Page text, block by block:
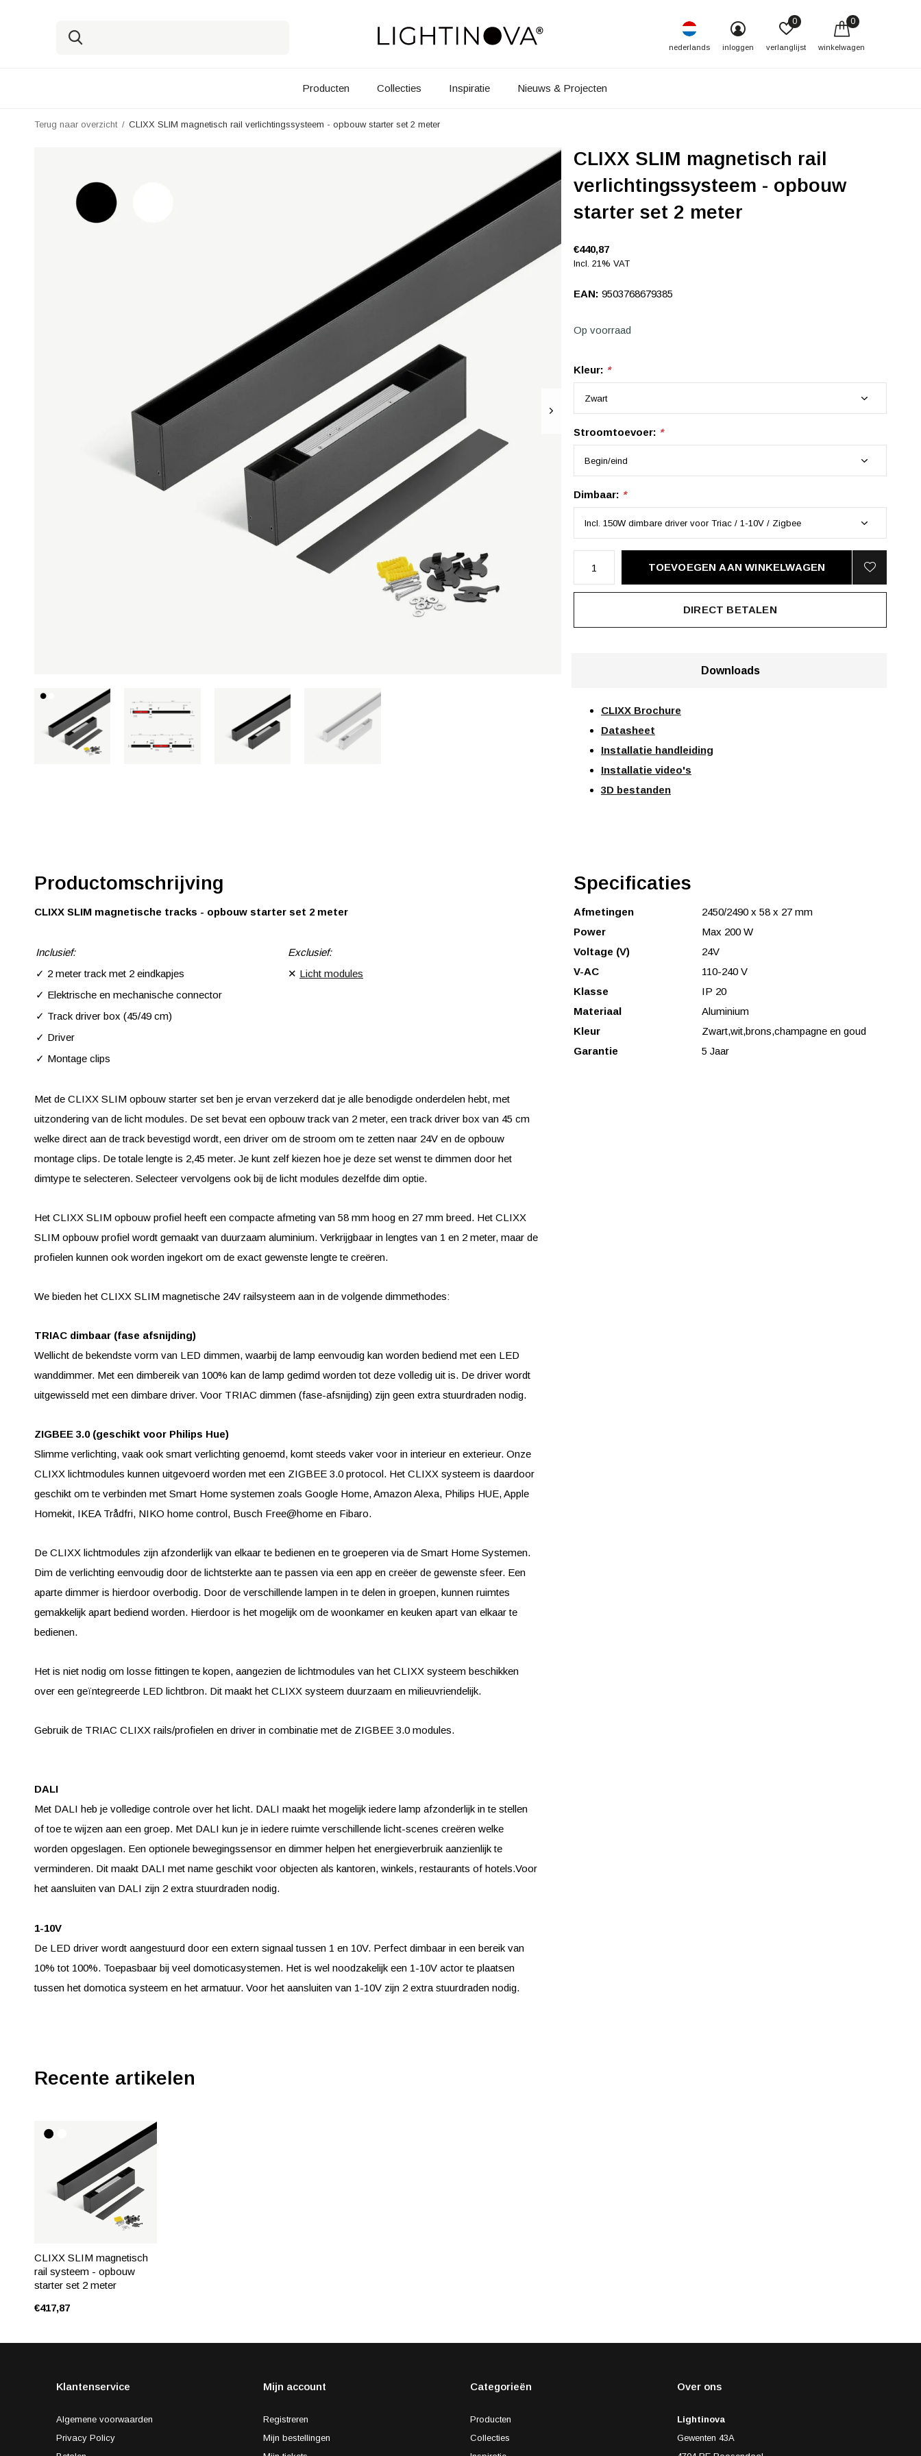
Producten Collecties Inspiratie Nieuws & Projecten
nederlands inloggen verlanglijst
0
winkelwagen
0
Terug naar overzicht CLIXX SLIM magnetisch rail verlichtingssysteem - opbouw starter set 2 meter
CLIXX SLIM magnetisch rail
verlichtingssysteem - opbouw
starter set 2 meter
€440,87
Incl. 21% VAT
EAN: 9503768679385
Op voorraad
Kleur: *
Stroomtoevoer: *
Dimbaar: *
TOEVOEGEN AAN WINKELWAGEN
DIRECT BETALEN
Downloads
CLIXX Brochure
Datasheet
Installatie handleiding
Installatie video's
3D bestanden
Productomschrijving
CLIXX SLIM magnetische tracks - opbouw starter set 2 meter
Inclusief:
Exclusief:
✓ 2 meter track met 2 eindkapjes
✕ Licht modules
✓ Elektrische en mechanische connector
✓ Track driver box (45/49 cm)
✓ Driver
✓ Montage clips
Met de CLIXX SLIM opbouw starter set ben je ervan verzekerd dat je alle benodigde onderdelen hebt, met
uitzondering van de licht modules. De set bevat een opbouw track van 2 meter, een track driver box van 45 cm
welke direct aan de track bevestigd wordt, een driver om de stroom om te zetten naar 24V en de opbouw
montage clips. De totale lengte is 2,45 meter. Je kunt zelf kiezen hoe je deze set wenst te dimmen door het
dimtype te selecteren. Selecteer vervolgens ook bij de licht modules dezelfde dim optie.
Het CLIXX SLIM opbouw profiel heeft een compacte afmeting van 58 mm hoog en 27 mm breed. Het CLIXX
SLIM opbouw profiel wordt gemaakt van duurzaam aluminium. Verkrijgbaar in lengtes van 1 en 2 meter, maar de
profielen kunnen ook worden ingekort om de exact gewenste lengte te creëren.
We bieden het CLIXX SLIM magnetische 24V railsysteem aan in de volgende dimmethodes:
TRIAC dimbaar (fase afsnijding)
Wellicht de bekendste vorm van LED dimmen, waarbij de lamp eenvoudig kan worden bediend met een LED
wanddimmer. Met een dimbereik van 100% kan de lamp gedimd worden tot deze volledig uit is. De driver wordt
uitgewisseld met een dimbare driver. Voor TRIAC dimmen (fase-afsnijding) zijn geen extra stuurdraden nodig.
ZIGBEE 3.0 (geschikt voor Philips Hue)
Slimme verlichting, vaak ook smart verlichting genoemd, komt steeds vaker voor in interieur en exterieur. Onze
CLIXX lichtmodules kunnen uitgevoerd worden met een ZIGBEE 3.0 protocol. Het CLIXX systeem is daardoor
geschikt om te verbinden met Smart Home systemen zoals Google Home, Amazon Alexa, Philips HUE, Apple
Homekit, IKEA Trådfri, NIKO home control, Busch Free@home en Fibaro.
De CLIXX lichtmodules zijn afzonderlijk van elkaar te bedienen en te groeperen via de Smart Home Systemen.
Dim de verlichting eenvoudig door de lichtsterkte aan te passen via een app en creëer de gewenste sfeer. Een
aparte dimmer is hierdoor overbodig. Door de verschillende lampen in te delen in groepen, kunnen ruimtes
gemakkelijk apart bediend worden. Hierdoor is het mogelijk om de woonkamer en keuken apart van elkaar te
bedienen.
Het is niet nodig om losse fittingen te kopen, aangezien de lichtmodules van het CLIXX systeem beschikken
over een geïntegreerde LED lichtbron. Dit maakt het CLIXX systeem duurzaam en milieuvriendelijk.
Gebruik de TRIAC CLIXX rails/profielen en driver in combinatie met de ZIGBEE 3.0 modules.
DALI
Met DALI heb je volledige controle over het licht. DALI maakt het mogelijk iedere lamp afzonderlijk in te stellen
of toe te wijzen aan een groep. Met DALI kun je in iedere ruimte verschillende licht-scenes creëren welke
worden opgeslagen. Een optionele bewegingssensor en dimmer helpen het energieverbruik aanzienlijk te
verminderen. Dit maakt DALI met name geschikt voor objecten als kantoren, winkels, restaurants of hotels.Voor
het aansluiten van DALI zijn 2 extra stuurdraden nodig.
1-10V
De LED driver wordt aangestuurd door een extern signaal tussen 1 en 10V. Perfect dimbaar in een bereik van
10% tot 100%. Toepasbaar bij veel domoticasystemen. Het is wel noodzakelijk een 1-10V actor te plaatsen
tussen het domotica systeem en het armatuur. Voor het aansluiten van 1-10V zijn 2 extra stuurdraden nodig.
Specificaties
Afmetingen
2450/2490 x 58 x 27 mm
Power
Max 200 W
Voltage (V)
24V
V-AC
110-240 V
Klasse
IP 20
Materiaal
Aluminium
Kleur
Zwart,wit,brons,champagne en goud
Garantie
5 Jaar
Recente artikelen
CLIXX SLIM magnetisch
rail systeem - opbouw
starter set 2 meter
€417,87
Klantenservice
Algemene voorwaarden
Privacy Policy
Mijn account
Registreren
Mijn bestellingen
Categorieën
Producten
Collecties
Over ons
Lightinova
Gewenten 43A